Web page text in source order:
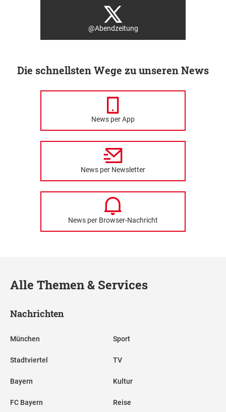
@Abendzeitung
Die schnellsten Wege zu unseren News
News per App
News per Newsletter
News per Browser-Nachricht
Alle Themen & Services
Nachrichten
München
Stadtviertel
Bayern
FC Bayern
Sport
TV
Kultur
Reise